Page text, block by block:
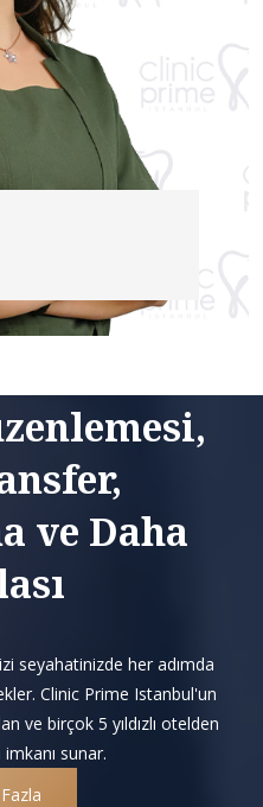
ve Daha
seyahatinizde her adımda
Clinic Prime Istanbul'un
ve birçok 5 yıldızlı otelden
sunar.